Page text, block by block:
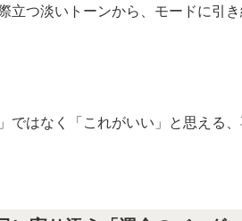
立つ淡いトーンから、モードに引
ではなく「これがいい」と思える